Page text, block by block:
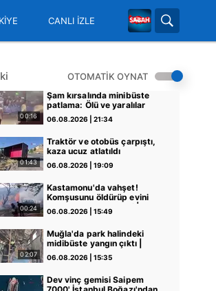
CANLI İZLE
OTOMATİK OYNAT
00:16
Şam kırsalında minibüste
patlama: Ölü ve yaralılar
var
06.08.2026 | 21:34
01:43
Traktör ve otobüs çarpıştı,
kaza ucuz atlatıldı
06.08.2026 | 19:09
00:24
Kastamonu'da vahşet!
Komşusunu öldürüp evini
ve aracını ateşe verdi |
Video
06.08.2026 | 15:49
02:07
Muğla'da park halindeki
midibüste yangın çıktı |
Video
06.08.2026 | 15:35
Dev vinç gemisi Saipem